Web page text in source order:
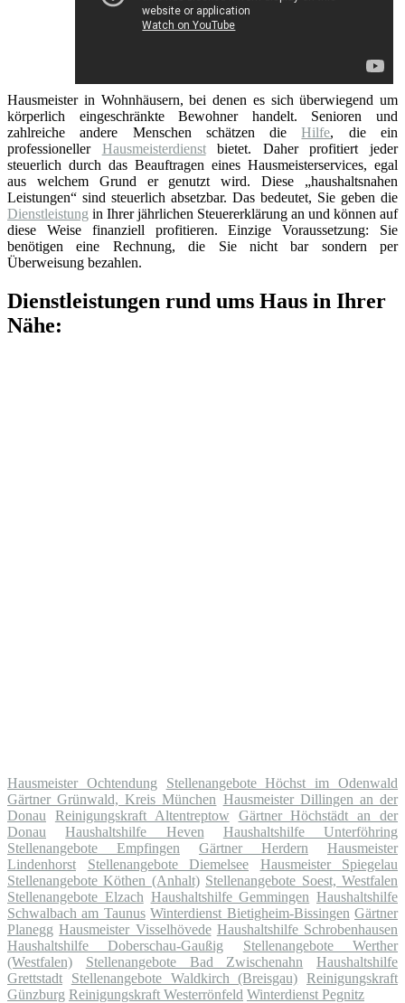
Hausmeister in Wohnhäusern, bei denen es sich überwiegend um
körperlich eingeschränkte Bewohner handelt. Senioren und
zahlreiche andere Menschen schätzen dieHilfe, die ein
professioneller Hausmeisterdienstbietet. Daher profitiert jeder
steuerlich durch das Beauftragen eines Hausmeisterservices, egal
aus welchem Grund er genutzt wird. Diese „haushaltsnahen
Leistungen“ sind steuerlich absetzbar. Das bedeutet, Sie geben die
Dienstleistung in Ihrer jährlichen Steuererklärung an und können auf
diese Weise finanziell profitieren. Einzige Voraussetzung: Sie
benötigen eine Rechnung, die Sie nicht bar sondern per
Überweisung bezahlen.
Dienstleistungen rund ums Haus in Ihrer
Nähe:
Hausmeister Ochtendung
Stellenangebote Höchst im Odenwald
Gärtner Grünwald, Kreis München Hausmeister Dillingen an der
Donau
Reinigungskraft Altentreptow
Gärtner Höchstädt an der
Donau
Haushaltshilfe Heven
Haushaltshilfe Unterföhring
Stellenangebote Empfingen
Gärtner Herdern
Hausmeister
Lindenhorst
Stellenangebote Diemelsee
Hausmeister Spiegelau
Stellenangebote Köthen (Anhalt) Stellenangebote Soest, Westfalen
Stellenangebote Elzach Haushaltshilfe Gemmingen Haushaltshilfe
Schwalbach am Taunus Winterdienst Bietigheim-Bissingen Gärtner
Planegg Hausmeister Visselhövede Haushaltshilfe Schrobenhausen
Haushaltshilfe Doberschau-Gaußig
Stellenangebote Werther
(Westfalen)
Stellenangebote Bad Zwischenahn
Haushaltshilfe
Grettstadt
Stellenangebote Waldkirch (Breisgau) Reinigungskraft
Günzburg Reinigungskraft Westerrönfeld Winterdienst Pegnitz